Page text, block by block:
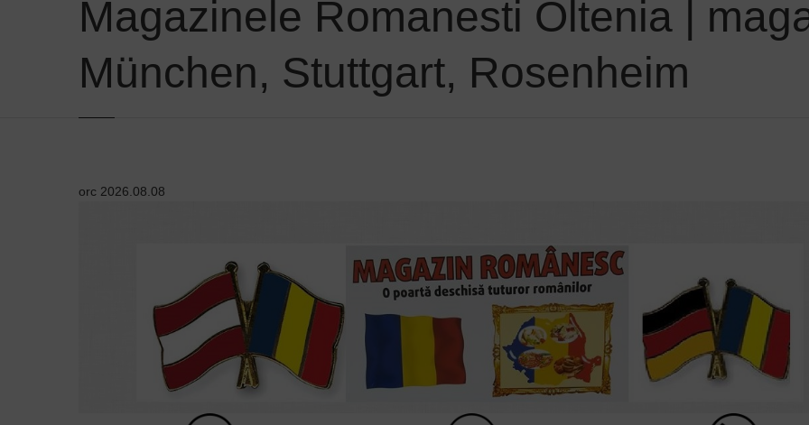
Magazinele Romanesti Oltenia |
München, Stuttgart, Rosenheim
orc 2026.08.08